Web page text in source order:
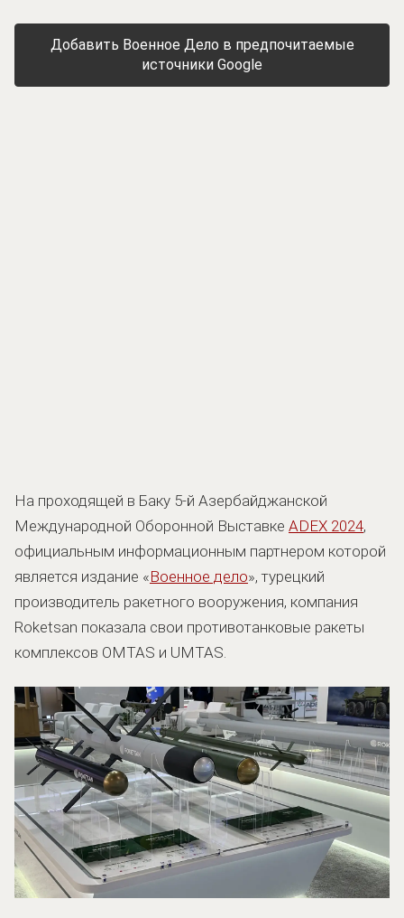
Добавить Военное Дело в предпочитаемые
источники Google
На проходящей в Баку 5-й Азербайджанской
Международной Оборонной Выставке ADEX 2024,
официальным информационным партнером которой
является издание «Военное дело», турецкий
производитель ракетного вооружения, компания
Roketsan показала свои противотанковые ракеты
комплексов OMTAS и UMTAS.